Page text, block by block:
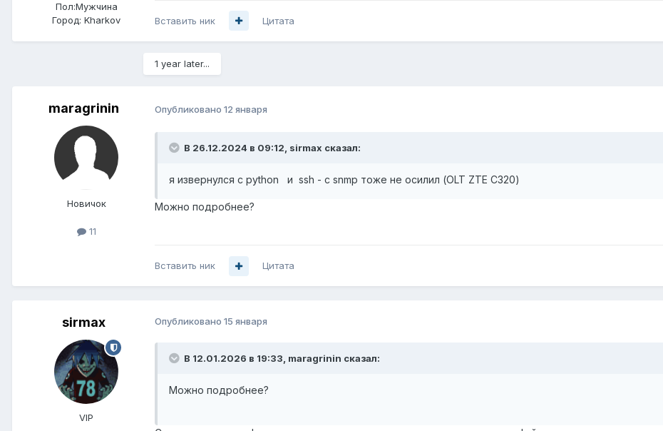
Пол:Мужчина
Город: Kharkov Вставить ник Цитата
1 year later...
maragrinin
Новичок
11
Опубликовано 12 января
В 26.12.2024 в 09:12, sirmax сказал:
я извернулся с python и ssh - с snmp тоже не осилил (OLT ZTE C320)
Можно подробнее?
Вставить ник Цитата
sirmax
VIP
Опубликовано 15 января
В 12.01.2026 в 19:33, maragrinin сказал:
Можно подробнее?